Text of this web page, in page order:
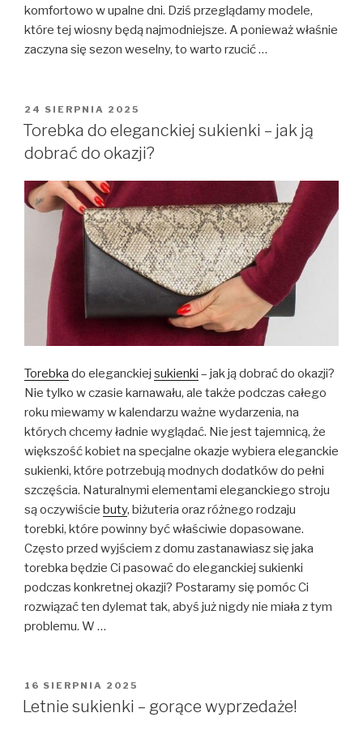
komfortowo w upalne dni. Dziś przeglądamy modele,
które tej wiosny będą najmodniejsze. A ponieważ właśnie
zaczyna się sezon weselny, to warto rzucić …
OPUBLIKOWANE
W
24 SIERPNIA 2025
Torebka do eleganckiej sukienki – jak ją
dobrać do okazji?
Torebka do eleganckiej sukienki – jak ją dobrać do okazji?
Nie tylko w czasie karnawału, ale także podczas całego
roku miewamy w kalendarzu ważne wydarzenia, na
których chcemy ładnie wyglądać. Nie jest tajemnicą, że
większość kobiet na specjalne okazje wybiera eleganckie
sukienki, które potrzebują modnych dodatków do pełni
szczęścia. Naturalnymi elementami eleganckiego stroju
są oczywiście buty, biżuteria oraz różnego rodzaju
torebki, które powinny być właściwie dopasowane.
Często przed wyjściem z domu zastanawiasz się jaka
torebka będzie Ci pasować do eleganckiej sukienki
podczas konkretnej okazji? Postaramy się pomóc Ci
rozwiązać ten dylemat tak, abyś już nigdy nie miała z tym
problemu. W …
OPUBLIKOWANE
W
16 SIERPNIA 2025
Letnie sukienki – gorące wyprzedaże!